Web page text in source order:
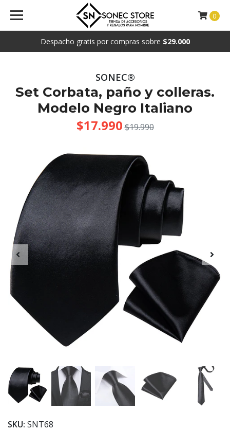
Despacho gratis por compras sobre $29.000
0
SONEC®
Set Corbata, paño y colleras.
Modelo Negro Italiano
$17.990 $19.990
SKU: SNT68